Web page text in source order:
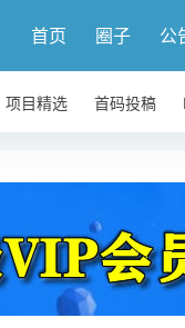
首页 圈子 公
项目精选 首码投稿